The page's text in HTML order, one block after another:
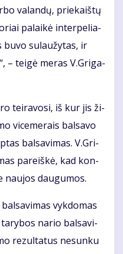
va­lan­dų, prie­kaiš­tų
pa­lai­kė in­ter­pe­lia­
bu­vo su­lau­žy­tas, ir
– tei­gė me­ras V.Gri­ga­
tei­ra­vo­si, iš kur jis ži­
vi­ce­me­rais bal­sa­vo
bal­sa­vi­mas. V.Gri­
pa­reiš­kė, kad kon­
dau­gu­mos.
vyk­do­mas
na­rio bal­sa­vi­
re­zul­ta­tus ne­sun­ku